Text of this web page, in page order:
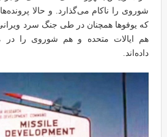
شوروی را ناکام می‌گذارد. و حالا
که یوفوها همچنان در طی جنگ سرد
هم ایالات متحده و هم شوروی را در
داده‌اند.